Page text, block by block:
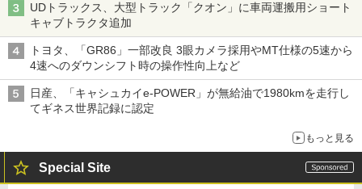
UDトラックス、大型トラック「クオン」に車両運搬用ショート
キャブトラクタ追加
トヨタ、「GR86」一部改良 3眼カメラ採用やMT仕様の5速から
4速へのダウンシフト時の操作性向上など
日産、「キャシュカイe-POWER」が無給油で1980kmを走行し
てギネス世界記録に認定
もっと見る
Special Site